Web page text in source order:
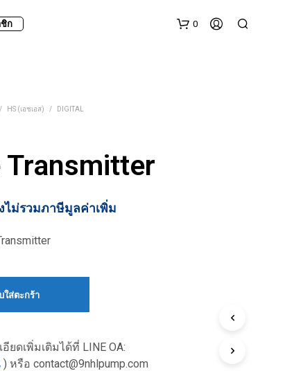
ก 0
/ HS (เอชเอส) /
DIGITAL
Transmitter
ไม่รวมภาษีมูลค่าเพิ่ม
ใส่ตะกร้า
ยดเพิ่มเติมได้ที่ LINE OA:
) หรือ contact@9nhlpump.com